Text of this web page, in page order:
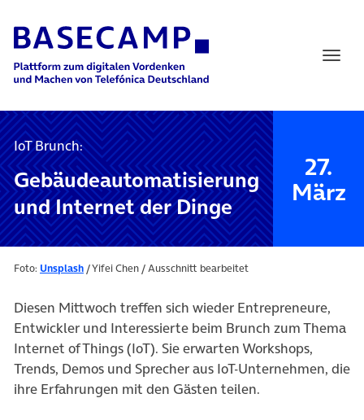
Main Navigation
IoT Brunch:
Gebäudeautomatisierung
und Internet der Dinge
27.
März
Foto: Unsplash / Yifei Chen / Ausschnitt bearbeitet
Diesen Mittwoch treffen sich wieder Entrepreneure,
Entwickler und Interessierte beim Brunch zum Thema
Internet of Things (IoT). Sie erwarten Workshops,
Trends, Demos und Sprecher aus IoT-Unternehmen, die
ihre Erfahrungen mit den Gästen teilen.